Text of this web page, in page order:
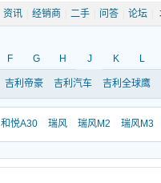
资讯 经销商 二手 问答 论坛
F G H J K L
吉利帝豪 吉利汽车 吉利全球鹰
和悦A30 瑞风 瑞风M2 瑞风M3